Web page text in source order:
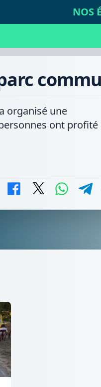
NOS
organisé une
ont profité